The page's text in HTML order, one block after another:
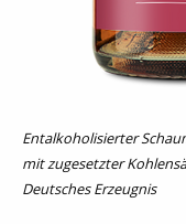
Entalkoholisierter
mit zugesetzter
Deutsches Erzeugnis